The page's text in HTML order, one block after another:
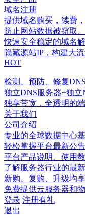
域名注册
提供域名购买，续费
防止网站数据被窃取
快速安全稳定的域名
隐藏源站IP，构建大
HOT
检测、预防、修复
独立DNS服务器+独立
独享带宽，全透明的
关于我们
公司介绍
专业的全球数据中心
轻松掌握平台最新公
平台产品说明、使用
了解服务器行业的最
新购、复购、升级均
免费提供云服务器和
登录 注册有礼
退出